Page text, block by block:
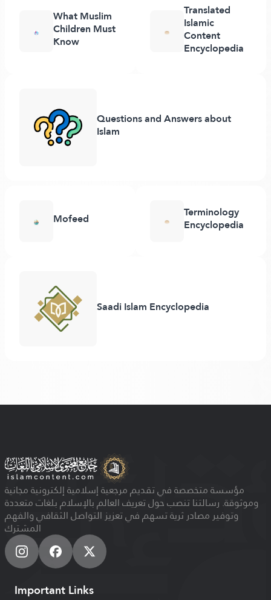
What Muslim
Children Must
Know
Translated
Islamic
Content
Encyclopedia
Questions and Answers about
Islam
Mofeed Terminology
Encyclopedia
Saadi Islam Encyclopedia
مؤسسة متخصصة في تقديم مرجعية إسلامية إلكترونية مجانية
وموثوقة. رسالتنا تنصب حول تعريف العالم بالإسلام بلغات متعددة
وتوفير مصادر ثرية تسهم في تعزيز التواصل الثقافي والفهم
المشترك
Important Links